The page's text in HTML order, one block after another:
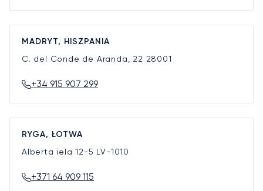
MADRYT, HISZPANIA
C. del Conde de Aranda, 22 28001
+34 915 907 299
RYGA, ŁOTWA
Alberta iela 12-5 LV-1010
+371 64 909 115